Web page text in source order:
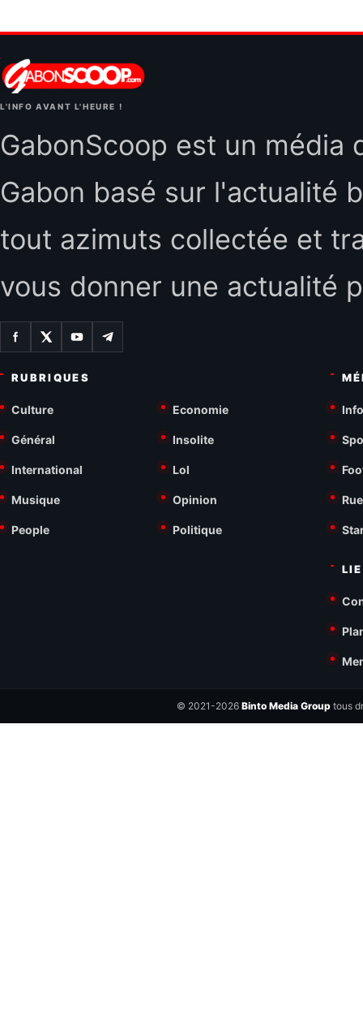
L'INFO AVANT L'HEURE !
GabonScoop est un média
Gabon basé sur l'actualité
tout azimuts collectée et
vous donner une actualité
RUBRIQUES
Culture Economie
Général Insolite
International Lol
Musique Opinion
People Politique
© 2021-2026 Binto Media Grouptous